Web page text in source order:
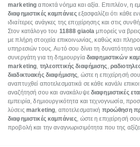
marketing αποκτά νόημα και αξία. Επιπλέον, η
διαφημιστικές καμπάνιες εξασφαλίζει ότι κάθε
ιδιαίτερες ανάγκες της επιχείρησης και στις
Στον κατάλογο του 11888giaola μπορείς να βρεις
με πλήρη στοιχεία επικοινωνίας, καθώς και
υπηρεσιών τους. Αυτό σου δίνει τη δυνατότητα να
συνεργάτη για τη δημιουργία διαφημιστικών
marketing, τηλεοπτικής διαφήμισης,
διαδικτυακής διαφήμισης, ώστε η επιχείρησή
αναπτυχθεί αποτελεσματικά σε κάθε κανάλι
αναζήτησή σου και ανακάλυψε διαφημιστικές
εμπειρία, δημιουργικότητα και τεχνογνωσία,
λύσεις marketing, αποτελεσματική προώθηση
διαφημιστικές καμπάνιες, ώστε η επιχείρησή
προβολή και την αναγνωρισιμότητα που της